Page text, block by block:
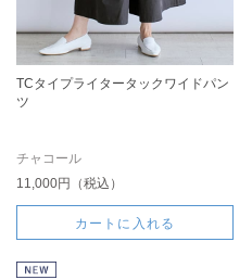
TCタイプライタータックワイドパン
ツ
チャコール
11,000円（税込）
カートに入れる